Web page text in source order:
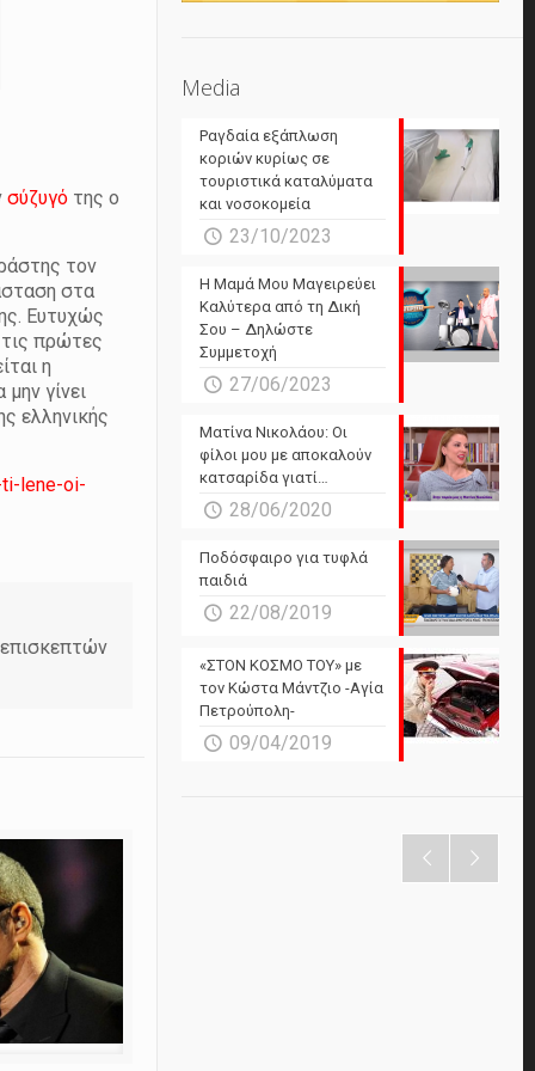
σύζυγό της ο
τον
στα
Ευτυχώς
πρώτες
η
γίνει
ελληνικής
lene-oi-
Media
Ραγδαία εξάπλωση
κοριών κυρίως σε
τουριστικά καταλύματα
και νοσοκομεία
23/10/2023
Η Μαμά Μου Μαγειρεύει
Καλύτερα από τη Δική
Σου – Δηλώστε
Συμμετοχή
27/06/2023
Ματίνα Νικολάου: Οι
φίλοι μου με αποκαλούν
κατσαρίδα γιατί…
28/06/2020
Ποδόσφαιρο για τυφλά
παιδιά
22/08/2019
«ΣΤΟΝ ΚΟΣΜΟ ΤΟΥ» με
τον Κώστα Μάντζιο -Αγία
Πετρούπολη-
09/04/2019